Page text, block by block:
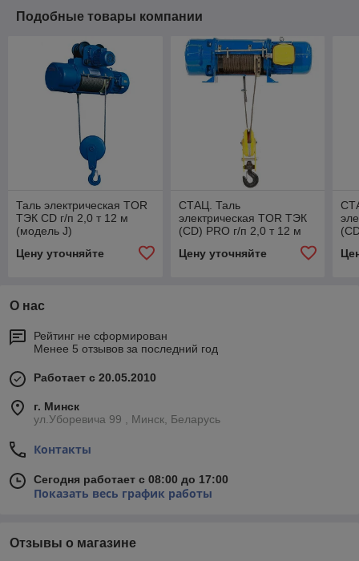
Подобные товары компании
Таль электрическая TOR
ТЭК CD г/п 2,0 т 12 м
(модель J)
Цену уточняйте
СТАЦ. Таль
электрическая TOR ТЭК
(CD) PRO г/п 2,0 т 12 м
Цену уточняйте
О нас
Рейтинг не сформирован
Менее 5 отзывов за последний год
Работает с 20.05.2010
г. Минск
ул.Уборевича 99 , Минск, Беларусь
Контакты
Сегодня работает с 08:00 до 17:00
Показать весь график работы
Отзывы о магазине